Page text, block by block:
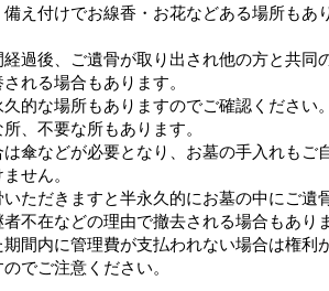
え付けでお線香・お花などある場所もあ
過後、ご遺骨が取り出され他の方と共同
れる場合もあります。
的な場所もありますのでご確認ください
、不要な所もあります。
傘などが必要となり、お墓の手入れもご
せん。
ただきますと半永久的にお墓の中にご遺
不在などの理由で撤去される場合もあり
間内に管理費が支払われない場合は権利
でご注意ください。